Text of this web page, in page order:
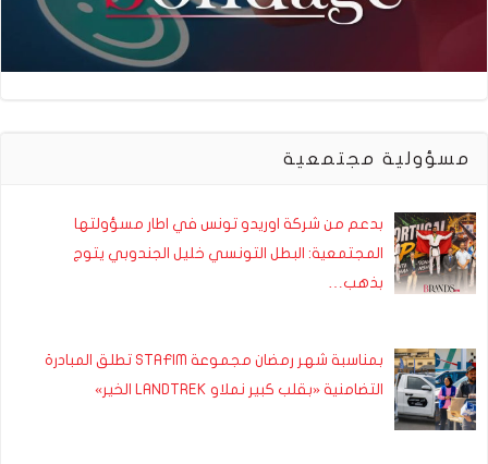
مسؤولية مجتمعية
بدعم من شركة اوريدو تونس في اطار مسؤولتها
المجتمعية: البطل التونسي خليل الجندوبي يتوج
بذهب…
بمناسبة شهر رمضان مجموعة STAFIM تطلق المبادرة
التضامنية «بقلب كبير نملاو LANDTREK الخير»